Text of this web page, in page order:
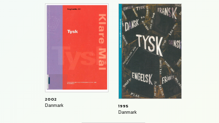
2002
Danmark 1995
Danmark